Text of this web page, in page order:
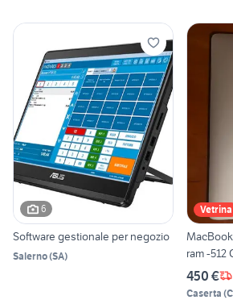
6
Software gestionale per negozio
Salerno(SA)
Vetrina
MacBook
ram -512
450 €
Caserta (